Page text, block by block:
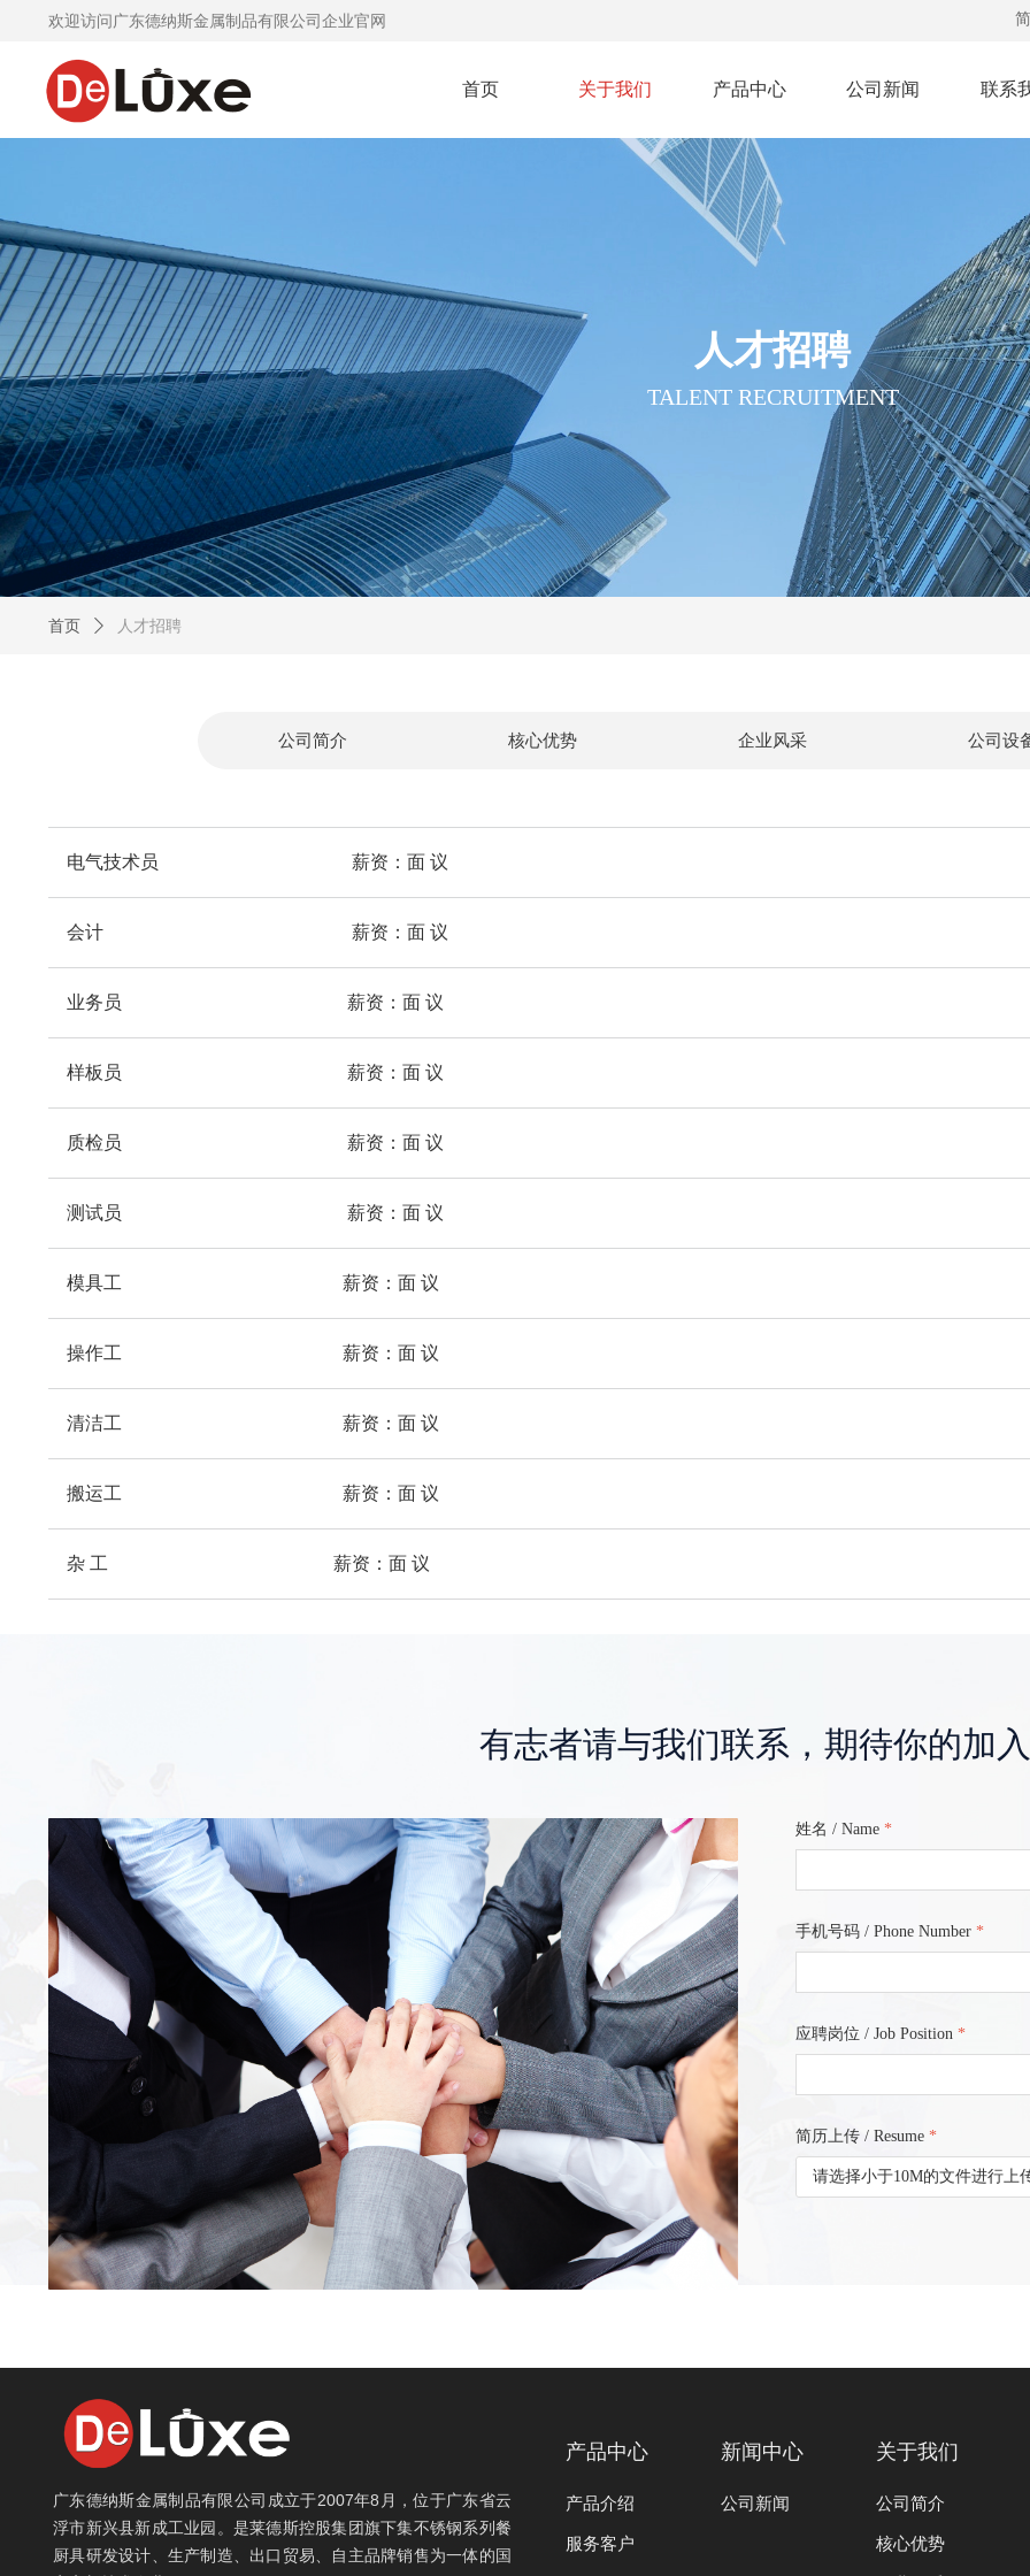
欢迎访问广东德纳斯金属制品有限公司企业官网
首页 关于我们 产品中心 公司新闻 联系
有志者请与我们联系，期待你的加
姓名 / Name *
手机号码 / Phone Number *
应聘岗位 / Job Position *
简历上传 / Resume *
请选择小于10M的文件进行上
人才招聘
TALENT RECRUITMENT
首页 ꄲ 人才招聘
公司简介 核心优势 企业风采 公司设
电气技术员 薪资：面 议
会计 薪资：面 议
业务员 薪资：面 议
样板员 薪资：面 议
质检员 薪资：面 议
测试员 薪资：面 议
模具工 薪资：面 议
操作工 薪资：面 议
清洁工 薪资：面 议
搬运工 薪资：面 议
杂 工 薪资：面 议
广东德纳斯金属制品有限公司成立于2007年8月，位于广东省云
浮市新兴县新成工业园。是莱德斯控股集团旗下集不锈钢系列餐
厨具研发设计、生产制造、出口贸易、自主品牌销售为一体的国
产品中心
产品介绍
服务客户
新闻中心
公司新闻
关于我们
公司简介
核心优势